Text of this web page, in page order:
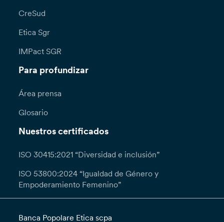
CreSud
Etica Sgr
IMPact SGR
Para profundizar
Área prensa
Glosario
Nuestros certificados
ISO 30415:2021 “Diversidad e inclusión”
ISO 53800:2024 “Igualdad de Género y
Empoderamiento Femenino”
Banca Popolare Etica scpa